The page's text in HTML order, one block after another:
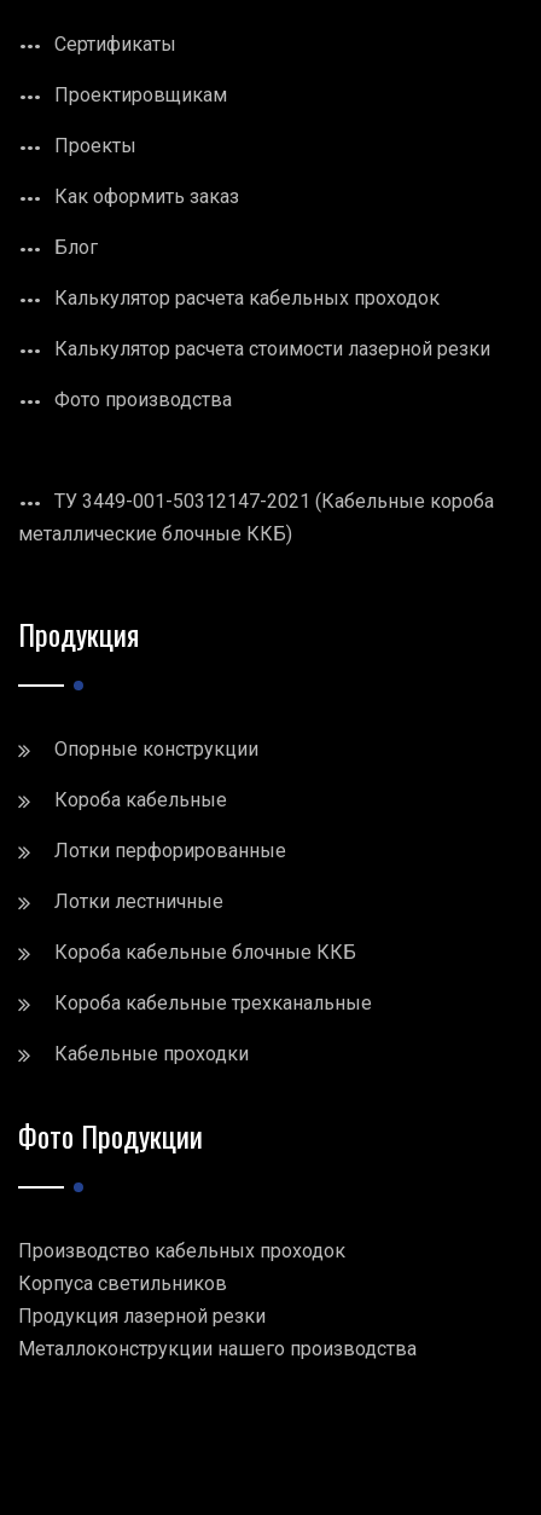
Сертификаты
Проектировщикам
Проекты
Как оформить заказ
Блог
Калькулятор расчета кабельных проходок
Калькулятор расчета стоимости лазерной резки
Фото производства
ТУ 3449-001-50312147-2021 (Кабельные короба
металлические блочные ККБ)
Продукция
Опорные конструкции
Короба кабельные
Лотки перфорированные
Лотки лестничные
Короба кабельные блочные ККБ
Короба кабельные трехканальные
Кабельные проходки
Фото Продукции
Производство кабельных проходок
Корпуса светильников
Продукция лазерной резки
Металлоконструкции нашего производства